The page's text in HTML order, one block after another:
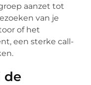
aanzet tot
van je
of het
een sterke call-
de